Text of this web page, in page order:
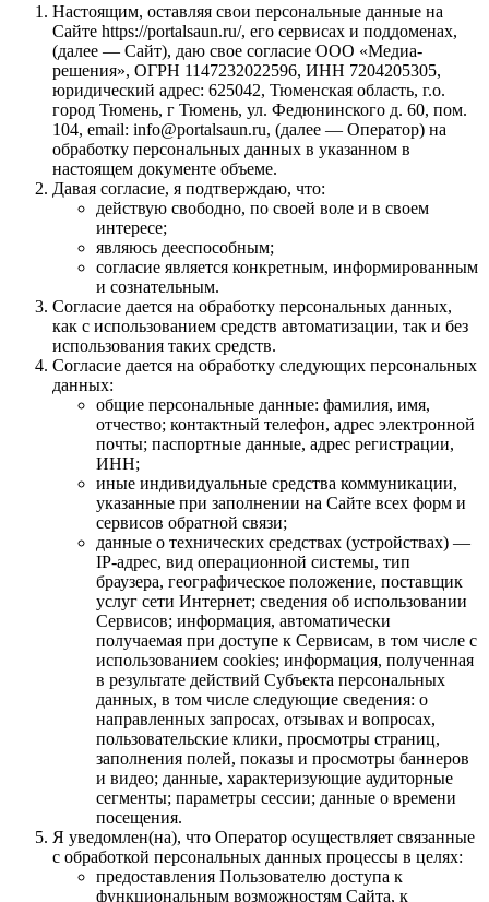
Настоящим, оставляя свои персональные данные на
Сайте https://portalsaun.ru/, его сервисах и поддоменах,
(далее — Сайт), даю свое согласие ООО «Медиа-
решения», ОГРН 1147232022596, ИНН 7204205305,
юридический адрес: 625042, Тюменская область, г.о.
город Тюмень, г Тюмень, ул. Федюнинского д. 60, пом.
104, email: info@portalsaun.ru, (далее — Оператор) на
обработку персональных данных в указанном в
настоящем документе объеме.
Давая согласие, я подтверждаю, что:
действую свободно, по своей воле и в своем
интересе;
являюсь дееспособным;
согласие является конкретным, информированным
и сознательным.
Согласие дается на обработку персональных данных,
как с использованием средств автоматизации, так и без
использования таких средств.
Согласие дается на обработку следующих персональных
данных:
общие персональные данные: фамилия, имя,
отчество; контактный телефон, адрес электронной
почты; паспортные данные, адрес регистрации,
ИНН;
иные индивидуальные средства коммуникации,
указанные при заполнении на Сайте всех форм и
сервисов обратной связи;
данные о технических средствах (устройствах) —
IP-адрес, вид операционной системы, тип
браузера, географическое положение, поставщик
услуг сети Интернет; сведения об использовании
Сервисов; информация, автоматически
получаемая при доступе к Сервисам, в том числе с
использованием cookies; информация, полученная
в результате действий Субъекта персональных
данных, в том числе следующие сведения: о
направленных запросах, отзывах и вопросах,
пользовательские клики, просмотры страниц,
заполнения полей, показы и просмотры баннеров
и видео; данные, характеризующие аудиторные
сегменты; параметры сессии; данные о времени
посещения.
Я уведомлен(на), что Оператор осуществляет связанные
с обработкой персональных данных процессы в целях:
предоставления Пользователю доступа к
функциональным возможностям Сайта, к